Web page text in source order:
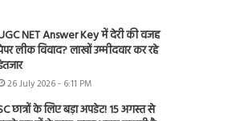
NET Answer Key में देरी की वजह
लीक विवाद? लाखों उम्मीदवार कर रहे
26 July 2026 - 6:11 PM
छात्रों के लिए बड़ा अपडेट! 15 अगस्त से